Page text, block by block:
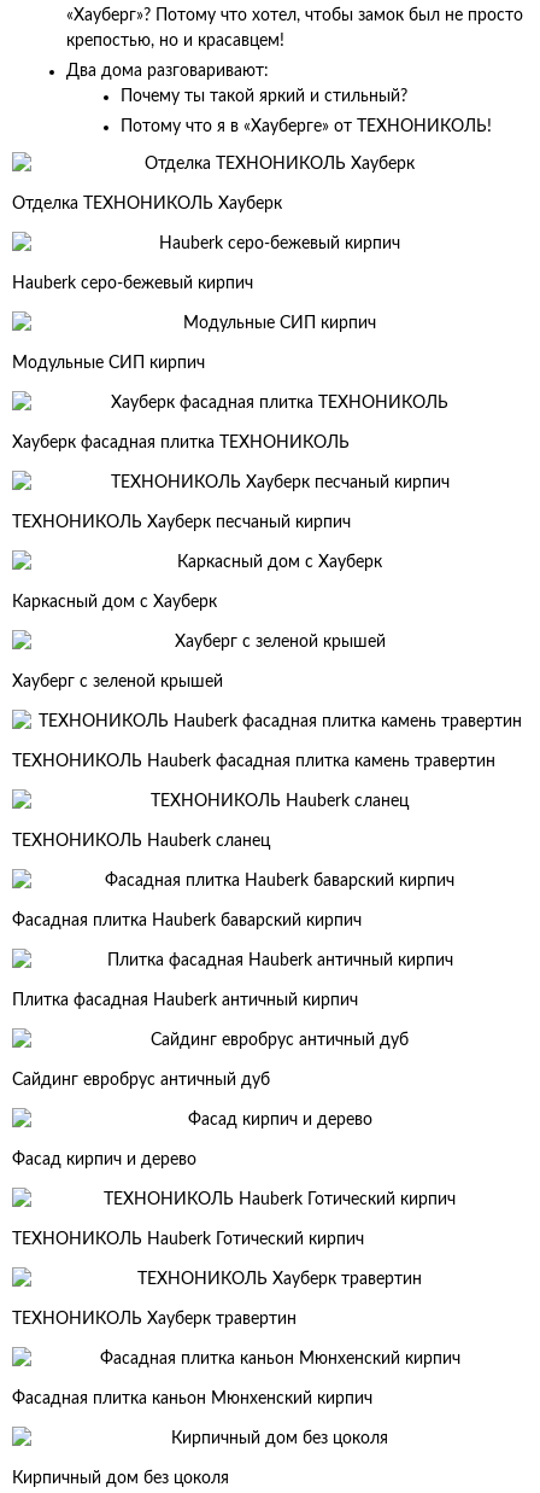
«Хауберг»? Потому что хотел, чтобы замок был не просто
крепостью, но и красавцем!
Два дома разговаривают:
Почему ты такой яркий и стильный?
Потому что я в «Хауберге» от ТЕХНОНИКОЛЬ!
Отделка ТЕХНОНИКОЛЬ Хауберк
Hauberk серо-бежевый кирпич
Модульные СИП кирпич
Хауберк фасадная плитка ТЕХНОНИКОЛЬ
ТЕХНОНИКОЛЬ Хауберк песчаный кирпич
Каркасный дом с Хауберк
Хауберг с зеленой крышей
ТЕХНОНИКОЛЬ Hauberk фасадная плитка камень травертин
ТЕХНОНИКОЛЬ Hauberk сланец
Фасадная плитка Hauberk баварский кирпич
Плитка фасадная Hauberk античный кирпич
Сайдинг евробрус античный дуб
Фасад кирпич и дерево
ТЕХНОНИКОЛЬ Hauberk Готический кирпич
ТЕХНОНИКОЛЬ Хауберк травертин
Фасадная плитка каньон Мюнхенский кирпич
Кирпичный дом без цоколя